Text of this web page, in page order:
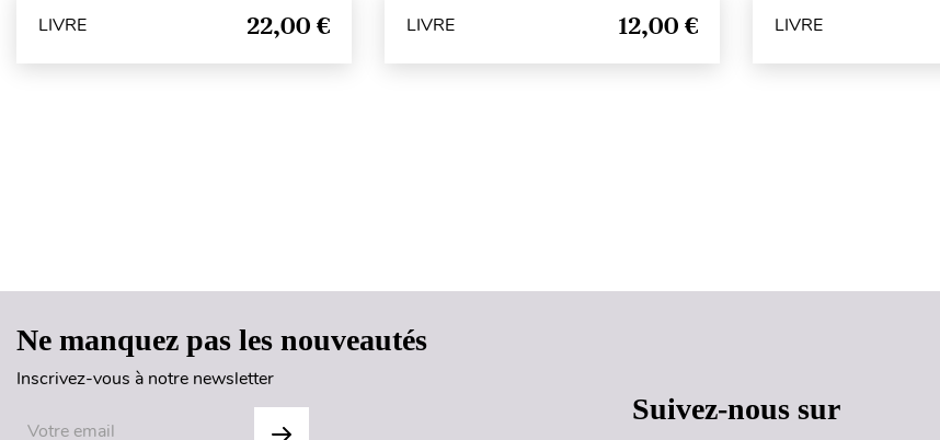
LIVRE 22,00 € LIVRE 12,00 € LIVRE
Ne manquez pas les nouveautés
Inscrivez-vous à notre newsletter
Suivez-nous sur